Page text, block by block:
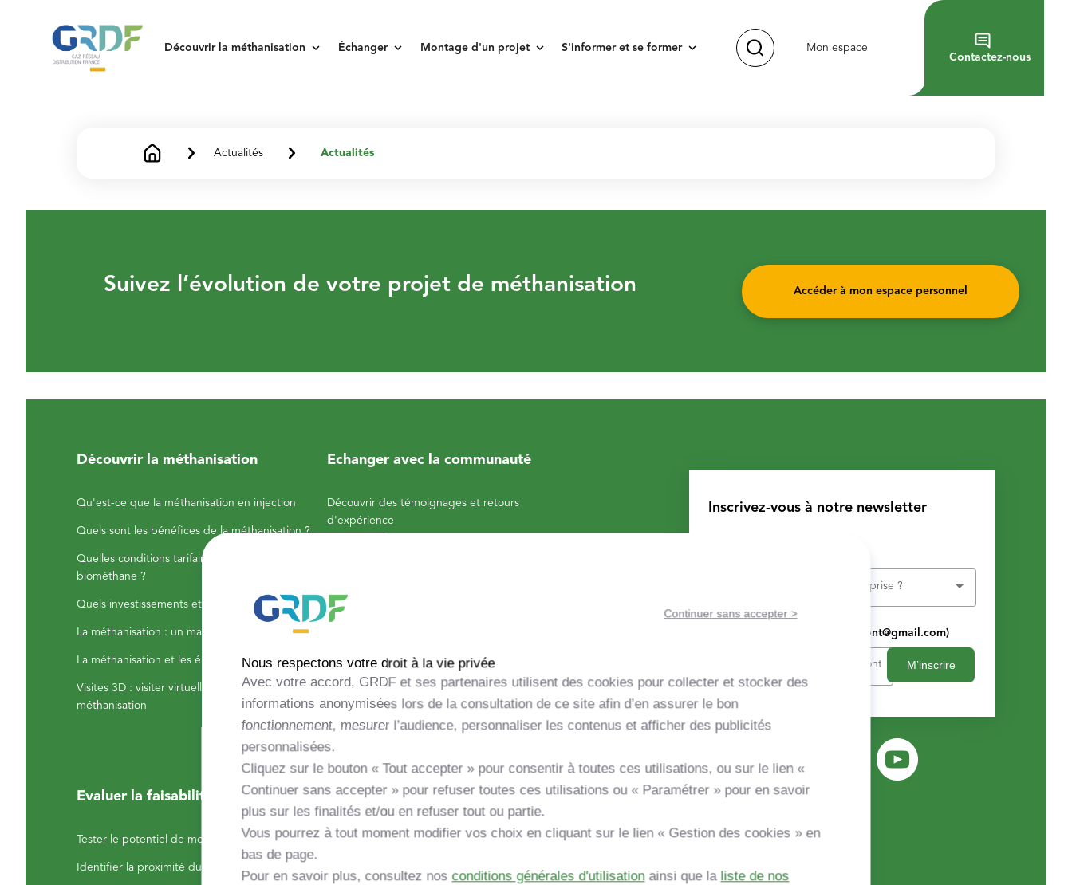
keyboard_arrow_down
Découvrir la méthanisation keyboard_arrow_down
Échanger keyboard_arrow_down
Montage d'un projet keyboard_arrow_down
S'informer et se former
Mon espace
Contactez-nous
Actualités Actualités
Suivez l’évolution de votre projet de méthanisation Accéder à mon espace personnel
Découvrir la méthanisation
Qu'est-ce que la méthanisation en injection
Quels sont les bénéfices de la méthanisation ?
Quelles conditions tarifaires pour la vente du
biométhane ?
Quels investissements et rentabilité attendre ?
La méthanisation : un marché dynamique
La méthanisation et les énergies renouvelables
Visites 3D : visiter virtuellement des sites de
méthanisation
Echanger avec la communauté
Découvrir des témoignages et retours
d'expérience
correspondent
Evaluer la faisabilité de mon projet
Tester le potentiel de mon exploitation
Identifier la proximité du réseau de gaz GRDF
Monter mon projet
Communiquer et dialoguer autour de mon
Inscrivez-vous à notre newsletter
Quelle est votre type d’entreprise ?
Adresse e-mail (ex. jean.dupont@gmail.com)
M’inscrire
Continuer sans accepter >
Nous respectons votre droit à la vie privée
Avec votre accord, GRDF et ses partenaires utilisent des cookies pour collecter et stocker des
informations anonymisées lors de la consultation de ce site afin d’en assurer le bon
fonctionnement, mesurer l’audience, personnaliser les contenus et afficher des publicités
personnalisées.
Cliquez sur le bouton « Tout accepter » pour consentir à toutes ces utilisations, ou sur le lien «
Continuer sans accepter » pour refuser toutes ces utilisations ou « Paramétrer » pour en savoir
plus sur les finalités et/ou en refuser tout ou partie.
Vous pourrez à tout moment modifier vos choix en cliquant sur le lien « Gestion des cookies » en
bas de page.
Pour en savoir plus, consultez nosconditions générales d'utilisationainsi que la liste de nos